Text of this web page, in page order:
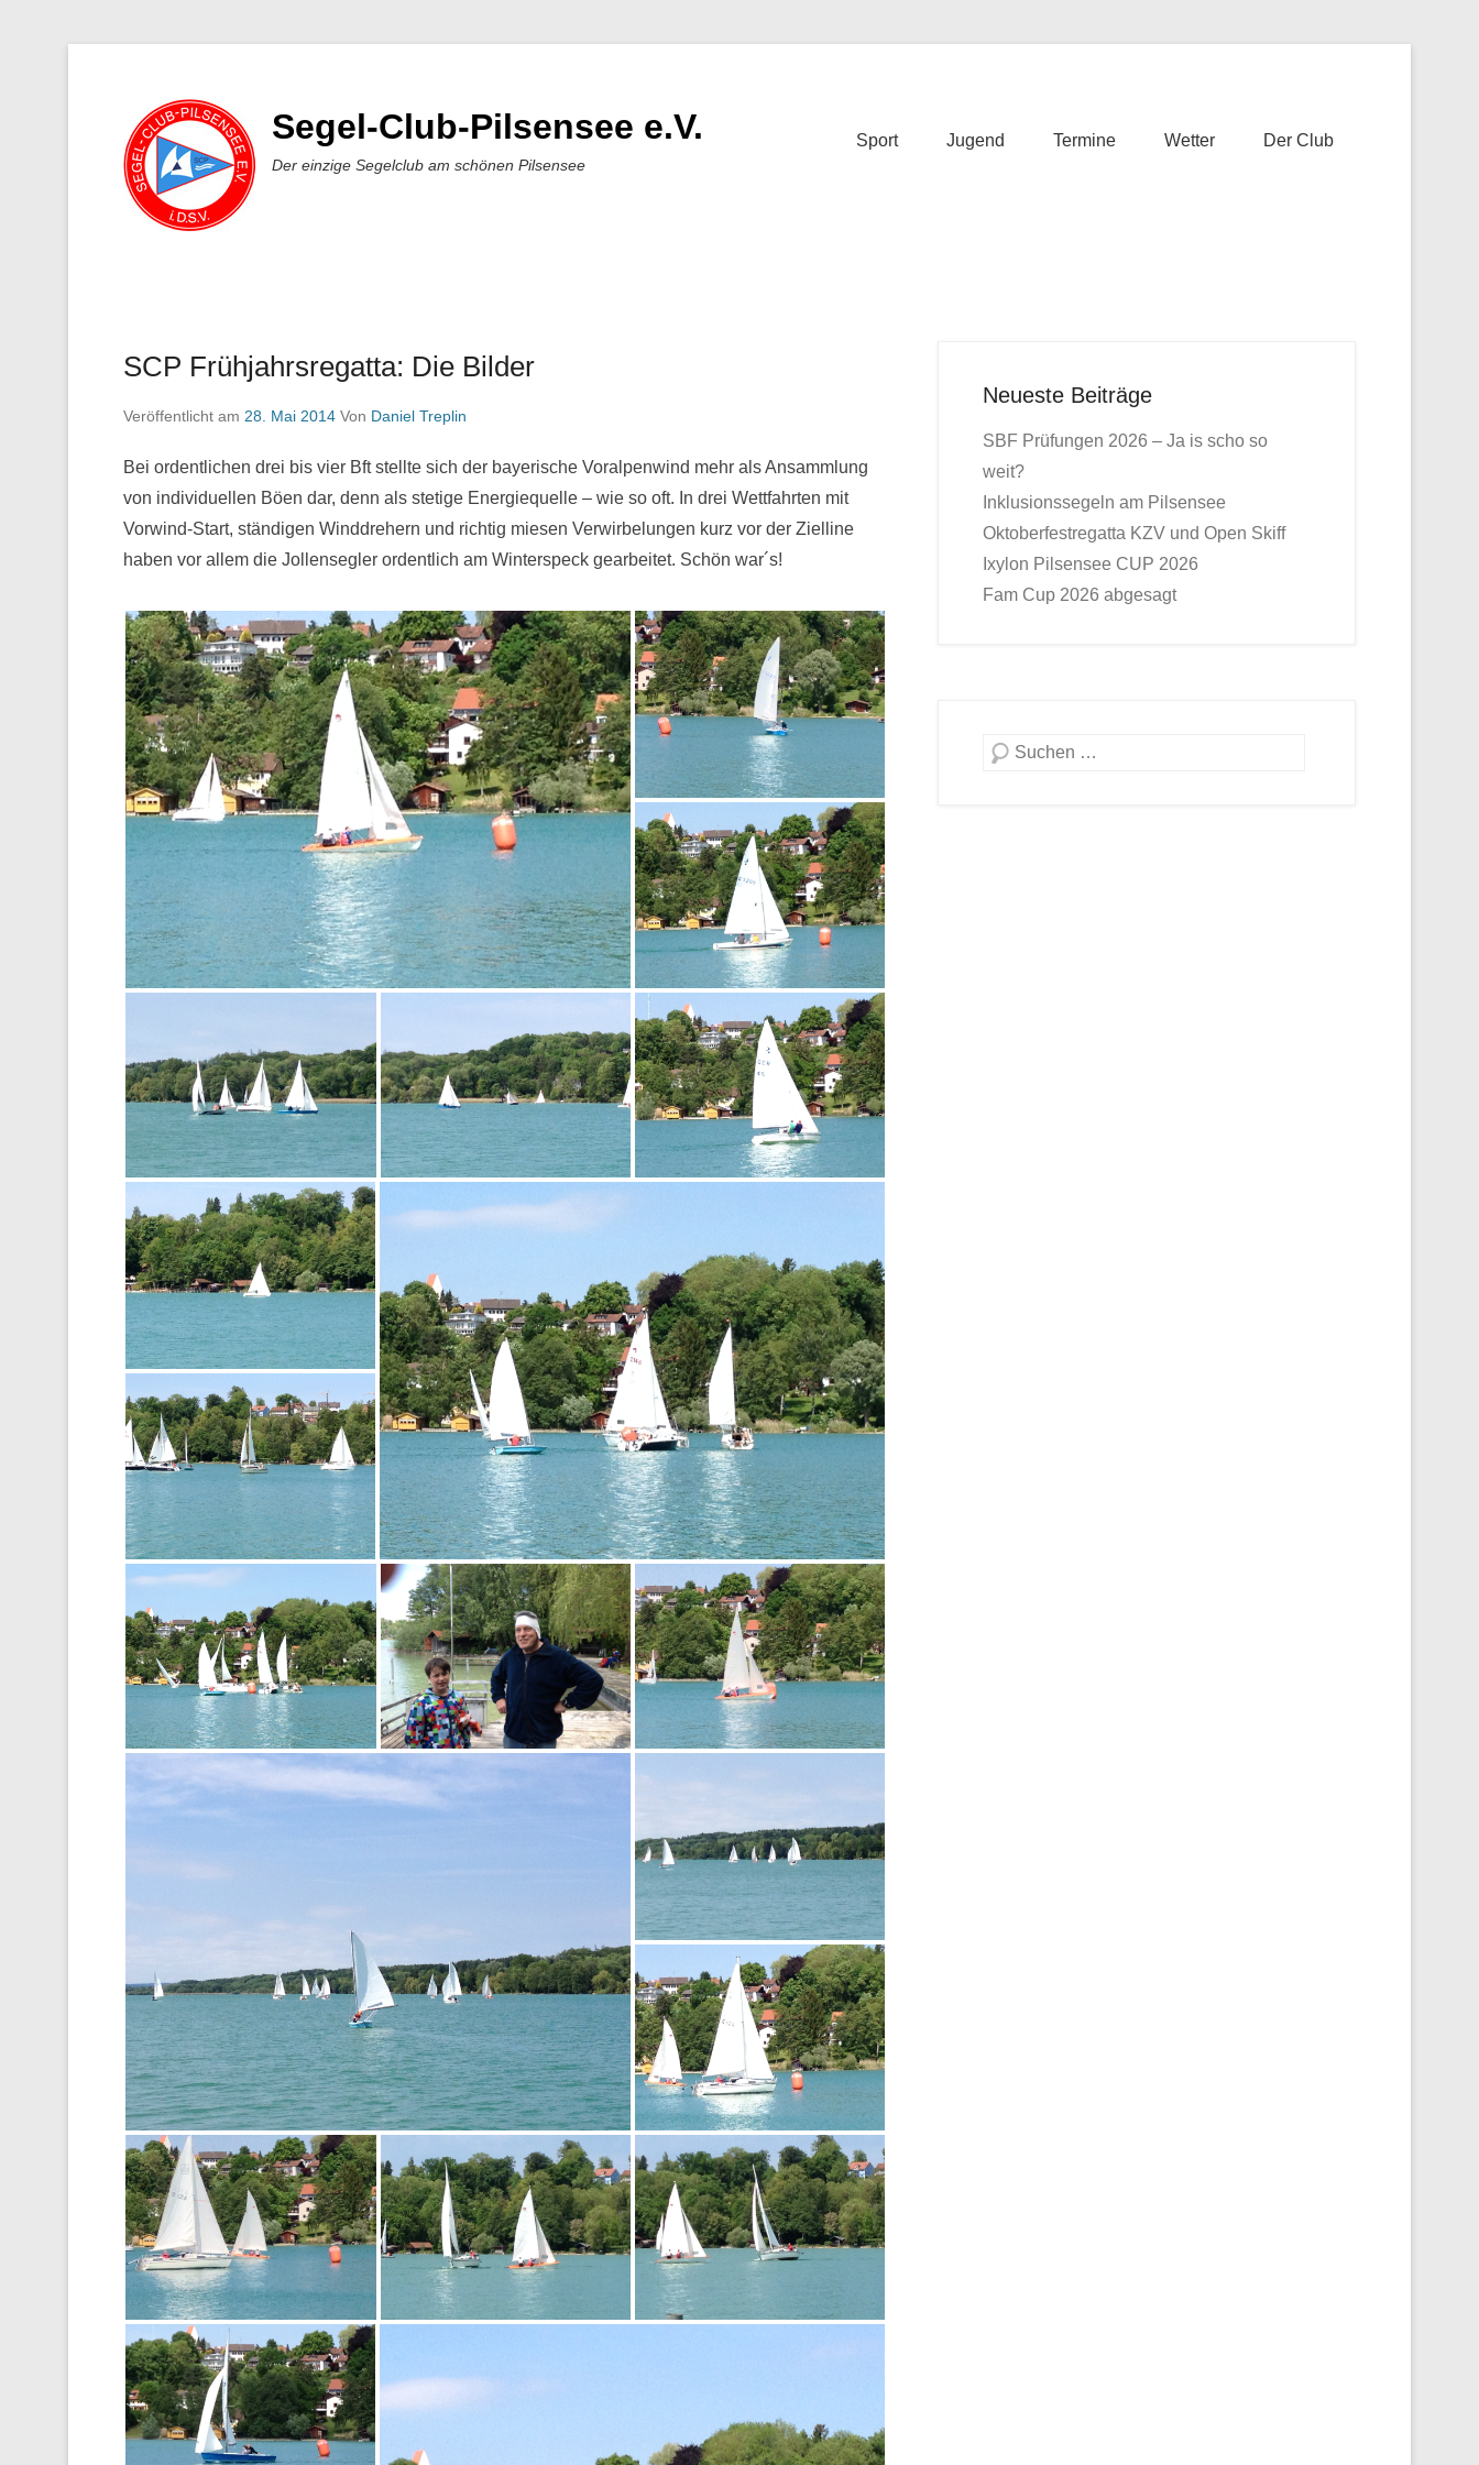
Segel-Club-Pilsensee e.V.
Der einzige Segelclub am schönen Pilsensee
Sport Jugend Termine Wetter Der Club
SCP Frühjahrsregatta: Die Bilder
Veröffentlicht am 28. Mai 2014 Von Daniel Treplin
Bei ordentlichen drei bis vier Bft stellte sich der bayerische Voralpenwind mehr als Ansammlung
von individuellen Böen dar, denn als stetige Energiequelle – wie so oft. In drei Wettfahrten mit
Vorwind-Start, ständigen Winddrehern und richtig miesen Verwirbelungen kurz vor der Zielline
haben vor allem die Jollensegler ordentlich am Winterspeck gearbeitet. Schön war´s!
Neueste Beiträge
SBF Prüfungen 2026 – Ja is scho so
weit?
Inklusionssegeln am Pilsensee
Oktoberfestregatta KZV und Open Skiff
Ixylon Pilsensee CUP 2026
Fam Cup 2026 abgesagt
Suche